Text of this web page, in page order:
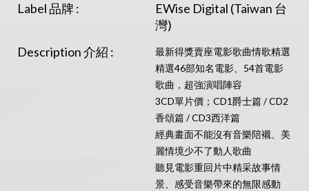
Label 品牌 :
EWise Digital (Taiwan 台
灣)
Description 介紹 :
最新得獎賣座電影歌曲情歌精選
精選46部知名電影、54首電影
歌曲，超強演唱陣容
3CD單片價；CD1爵士篇 / CD2
香頌篇 / CD3西洋篇
經典畫面不能沒有音樂陪襯、美
麗情境少不了動人歌曲
聽見電影重回片中精采故事情
景、感受音樂帶來的無限感動